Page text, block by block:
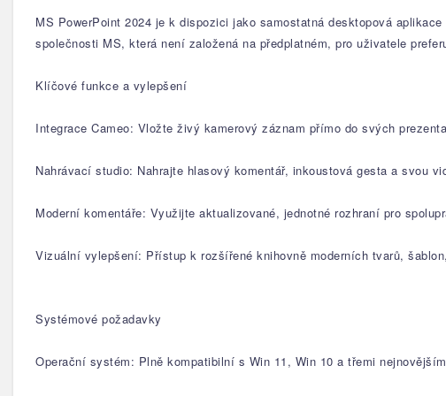
MS PowerPoint 2024 je k dispozici jako samostatná desktopová
společnosti MS, která není založená na předplatném, pro uživatele
Klíčové funkce a vylepšení
Integrace Cameo: Vložte živý kamerový záznam přímo do svých
Nahrávací studio: Nahrajte hlasový komentář, inkoustová gesta a svou
Moderní komentáře: Využijte aktualizované, jednotné rozhraní pro
Vizuální vylepšení: Přístup k rozšířené knihovně moderních tvarů,
Systémové požadavky
Operační systém: Plně kompatibilní s Win 11, Win 10 a třemi